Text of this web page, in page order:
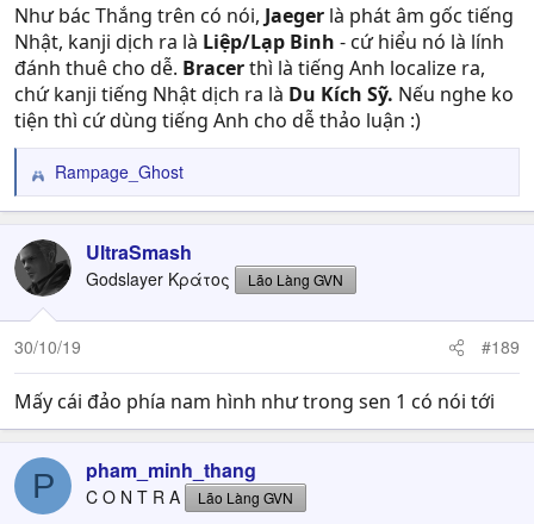
Như bác Thắng trên có nói, Jaeger là phát âm gốc tiếng
Nhật, kanji dịch ra là Liệp/Lạp Binh - cứ hiểu nó là lính
đánh thuê cho dễ. Bracerthì là tiếng Anh localize ra,
chứ kanji tiếng Nhật dịch ra là Du Kích Sỹ. Nếu nghe ko
tiện thì cứ dùng tiếng Anh cho dễ thảo luận :)
R
e
c
t
i
o
n
Rampage_Ghost
UltraSmash
Godslayer Κράτος Lão Làng GVN
30/10/19 #189
Mấy cái đảo phía nam hình như trong sen 1 có nói tới
P pham_minh_thang
C O N T R A Lão Làng GVN